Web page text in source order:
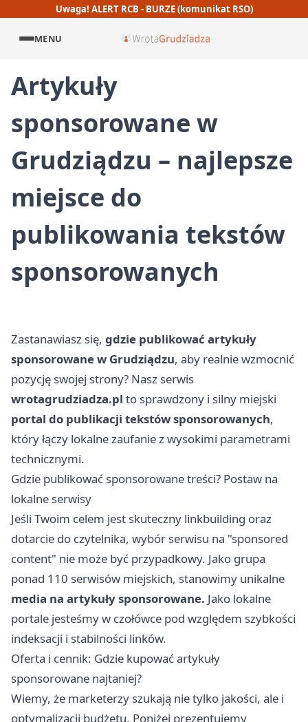
Uwaga! ALERT RCB - BURZE (komunikat RSO)
MENU
Artykuły
sponsorowane w
Grudziądzu – najlepsze
miejsce do
publikowania tekstów
sponsorowanych
Zastanawiasz się, gdzie publikować artykuły
sponsorowanew Grudziądzu, aby realnie wzmocnić
pozycję swojej strony? Nasz serwis
wrotagrudziadza.pl to sprawdzony i silny miejski
portal do publikacji tekstów sponsorowanych,
który łączy lokalne zaufanie z wysokimi parametrami
technicznymi.
Gdzie publikować sponsorowane treści? Postaw na
lokalne serwisy
Jeśli Twoim celem jest skuteczny linkbuilding oraz
dotarcie do czytelnika, wybór serwisu na "sponsored
content" nie może być przypadkowy. Jako grupa
ponad 110 serwisów miejskich, stanowimy unikalne
media na artykuły sponsorowane. Jako lokalne
portale jesteśmy w czołówce pod względem szybkości
indeksacji i stabilności linków.
Oferta i cennik: Gdzie kupować artykuły
sponsorowane najtaniej?
Wiemy, że marketerzy szukają nie tylko jakości, ale i
optymalizacji budżetu. Poniżej prezentujemy